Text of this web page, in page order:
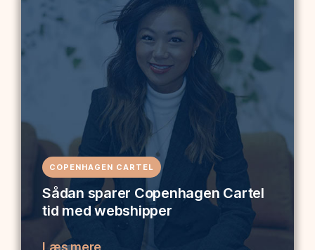
COPENHAGEN CARTEL
Sådan sparer Copenhagen Cartel
tid med webshipper
Læs mere